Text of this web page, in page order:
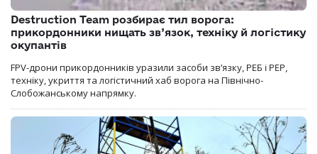
Destruction Team розбирає тил ворога:
прикордонники нищать зв’язок, техніку й логістику
окупантів
FPV-дрони прикордонників уразили засоби зв’язку, РЕБ і РЕР,
техніку, укриття та логістичний хаб ворога на Північно-
Слобожанському напрямку.